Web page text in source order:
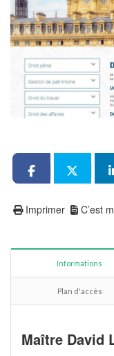
C’est
Imprimer
Informations
Plan d'accès
Maître David